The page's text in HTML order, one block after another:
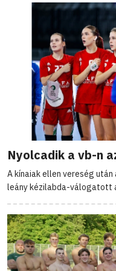
Nyolcadik a vb-n
A kínaiak ellen vereség
leány kézilabda-válogatott